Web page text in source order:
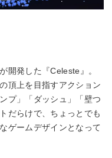
開発した『Celeste』。
頂上を目指すアクション
プ」「ダッシュ」「壁つ
だらけで、ちょっとでも
ゲームデザインとなって